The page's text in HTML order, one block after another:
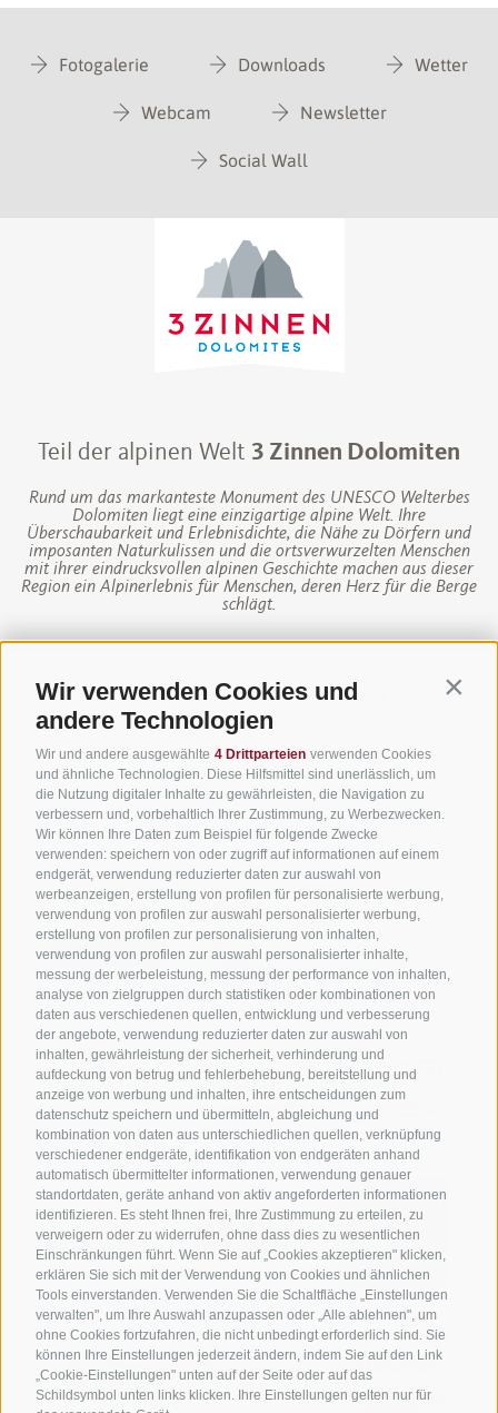
Wir verwenden Cookies und
andere Technologien
Wir und andere ausgewählte 4 Drittparteien verwenden Cookies
und ähnliche Technologien. Diese Hilfsmittel sind unerlässlich, um
die Nutzung digitaler Inhalte zu gewährleisten, die Navigation zu
verbessern und, vorbehaltlich Ihrer Zustimmung, zu Werbezwecken.
Wir können Ihre Daten zum Beispiel für folgende Zwecke
verwenden: speichern von oder zugriff auf informationen auf einem
endgerät, verwendung reduzierter daten zur auswahl von
werbeanzeigen, erstellung von profilen für personalisierte werbung,
verwendung von profilen zur auswahl personalisierter werbung,
erstellung von profilen zur personalisierung von inhalten,
verwendung von profilen zur auswahl personalisierter inhalte,
messung der werbeleistung, messung der performance von inhalten,
analyse von zielgruppen durch statistiken oder kombinationen von
daten aus verschiedenen quellen, entwicklung und verbesserung
der angebote, verwendung reduzierter daten zur auswahl von
inhalten, gewährleistung der sicherheit, verhinderung und
aufdeckung von betrug und fehlerbehebung, bereitstellung und
anzeige von werbung und inhalten, ihre entscheidungen zum
datenschutz speichern und übermitteln, abgleichung und
kombination von daten aus unterschiedlichen quellen, verknüpfung
verschiedener endgeräte, identifikation von endgeräten anhand
automatisch übermittelter informationen, verwendung genauer
standortdaten, geräte anhand von aktiv angeforderten informationen
identifizieren. Es steht Ihnen frei, Ihre Zustimmung zu erteilen, zu
verweigern oder zu widerrufen, ohne dass dies zu wesentlichen
Einschränkungen führt. Wenn Sie auf „Cookies akzeptieren" klicken,
erklären Sie sich mit der Verwendung von Cookies und ähnlichen
Tools einverstanden. Verwenden Sie die Schaltfläche „Einstellungen
verwalten", um Ihre Auswahl anzupassen oder „Alle ablehnen", um
ohne Cookies fortzufahren, die nicht unbedingt erforderlich sind. Sie
können Ihre Einstellungen jederzeit ändern, indem Sie auf den Link
„Cookie-Einstellungen" unten auf der Seite oder auf das
Schildsymbol unten links klicken. Ihre Einstellungen gelten nur für
Fotogalerie Downloads Wetter
Webcam Newsletter
Social Wall
Teil der alpinen Welt 3 Zinnen Dolomiten
Rund um das markanteste Monument des UNESCO Welterbes
Dolomiten liegt eine einzigartige alpine Welt. Ihre
Überschaubarkeit und Erlebnisdichte, die Nähe zu Dörfern und
imposanten Naturkulissen und die ortsverwurzelten Menschen
mit ihrer eindrucksvollen alpinen Geschichte machen aus dieser
Region ein Alpinerlebnis für Menschen, deren Herz für die Berge
schlägt.
Sitemap · Impressum · Finanzierung ·
Cookie-
Richtlinie · Privacy ·
Cookie Präferenzen
UID IT01191160215
·
sporthoteltyrol@pec.senso.bz (SUBM7ØN)
created with passion by